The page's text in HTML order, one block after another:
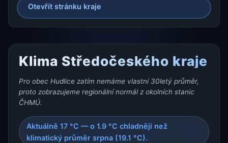
Otevřít stránku kraje
Klima Středočeského kraje
Pro obec Hudlice zatím nemáme vlastní 30letý průměr,
proto zobrazujeme regionální normál z okolních stanic
ČHMÚ.
Aktuálně 17 °C — o 1.9 °C chladněji než
klimatický průměr srpna (19.1 °C).